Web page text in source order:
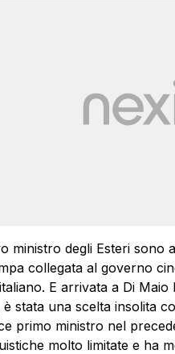
ministro degli Esteri sono
collegata al governo
E arrivata a Di Maio
stata una scelta insolita
primo ministro nel
molto limitate e ha